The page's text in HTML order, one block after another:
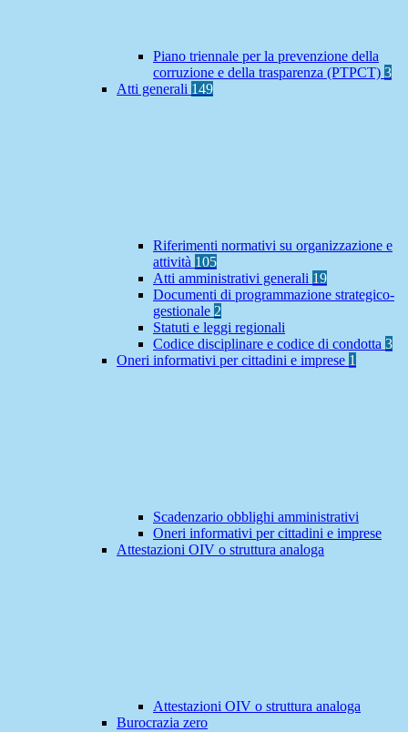
Piano triennale per la prevenzione della
corruzione e della trasparenza (PTPCT) 3
Atti generali 149
Riferimenti normativi su organizzazione e
attività 105
Atti amministrativi generali 19
Documenti di programmazione strategico-
gestionale 2
Statuti e leggi regionali
Codice disciplinare e codice di condotta 3
Oneri informativi per cittadini e imprese 1
Scadenzario obblighi amministrativi
Oneri informativi per cittadini e imprese
Attestazioni OIV o struttura analoga
Attestazioni OIV o struttura analoga
Burocrazia zero